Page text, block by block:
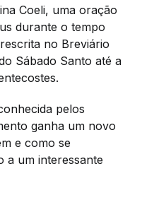
Coeli, uma oração
durante o tempo
no Breviário
Sábado Santo até a
pelos
ganha um novo
e como se
a um interessante